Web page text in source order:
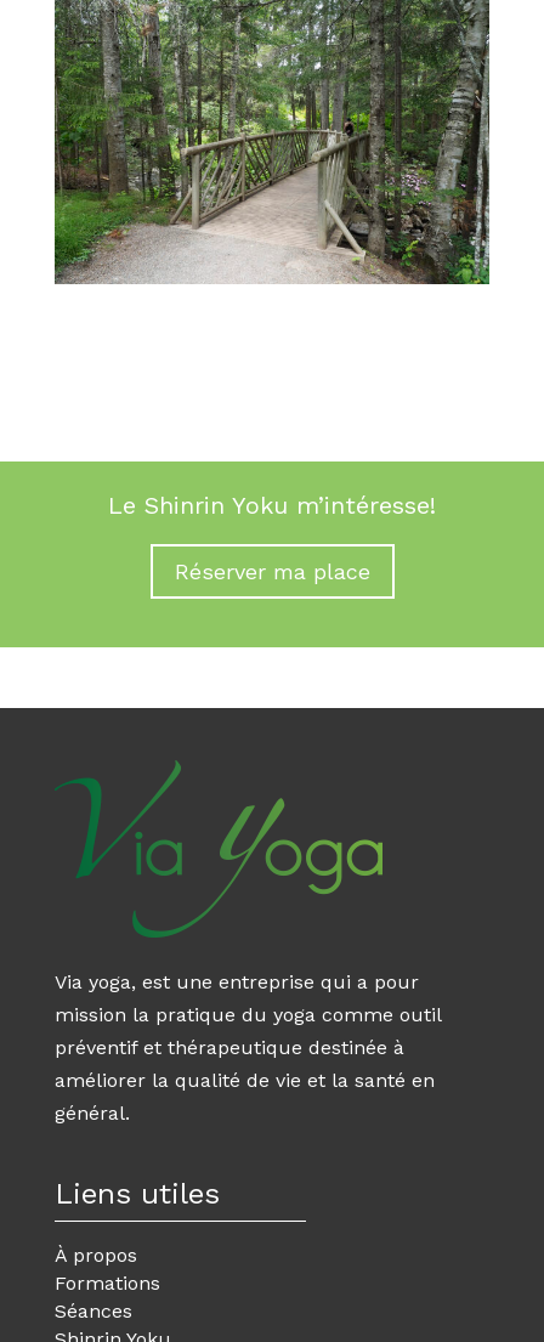
Le Shinrin Yoku m’intéresse!
Réserver ma place
Via yoga, est une entreprise qui a pour
mission la pratique du yoga comme outil
préventif et thérapeutique destinée à
améliorer la qualité de vie et la santé en
général.
Liens utiles
À propos
Formations
Séances